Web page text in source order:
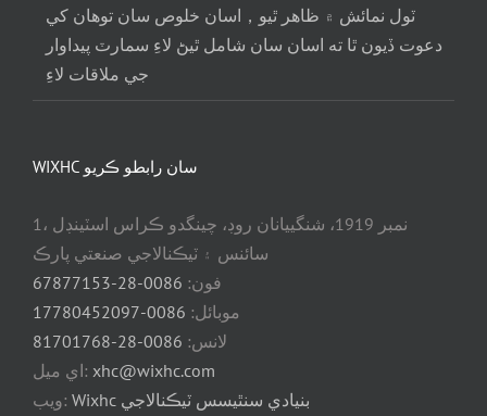
ٽول نمائش ۾ ظاهر ٿيو，اسان خلوص سان توهان کي
دعوت ڏيون ٿا ته اسان سان شامل ٿيڻ لاءِ سمارٽ پيداوار
جي ملاقات لاءِ
WIXHC سان رابطو ڪريو
1، نمبر 1919، شنگييانان روڊ، چينگدو ڪراس اسٽينڊل
سائنس ۽ ٽيڪنالاجي صنعتي پارڪ
فون: 0086-28-67877153
موبائل: 0086-17780452097
لانس: 0086-28-81701768
اي ميل: xhc@wixhc.com
ويب:
Wixhc بنيادي سنٿيسس ٽيڪنالاجي